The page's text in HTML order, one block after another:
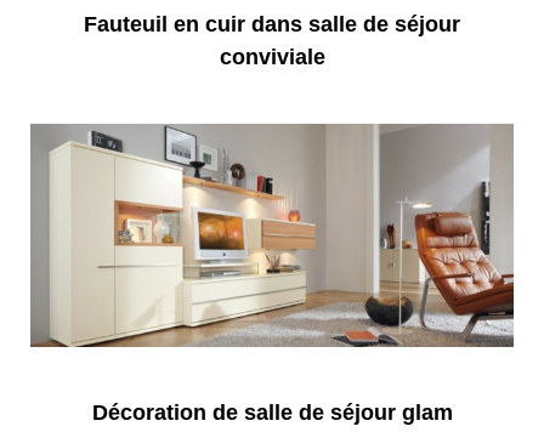
Fauteuil en cuir dans salle de séjour
conviviale
Décoration de salle de séjour glam